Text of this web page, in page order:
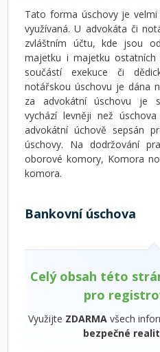
Tato forma úschovy je
využívaná. U advokáta či
zvláštním účtu, kde jsou
majetku i majetku
součástí exekuce či
notářskou úschovu je dána
za advokátní úschovu je
vychází levněji než
advokátní úchově sepsán
úschovy. Na dodržování
oborové komory, Komora
komora.
Bankovní úschova
Celý obsah této
pro
Využijte ZDARMAvšech
bezpečné